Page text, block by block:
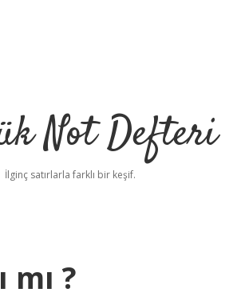
Not Defteri
İlginç satırlarla farklı bir keşif.
?